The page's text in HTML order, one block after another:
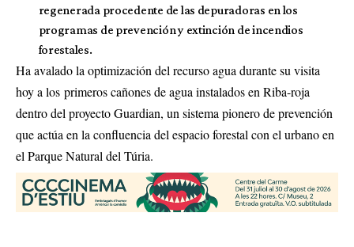
regenerada procedente de las depuradoras en los
programas de prevención y extinción de incendios
forestales.
Ha avalado la optimización del recurso agua durante su visita
hoy a los primeros cañones de agua instalados en Riba-roja
dentro del proyecto Guardian, un sistema pionero de prevención
que actúa en la confluencia del espacio forestal con el urbano en
el Parque Natural del Túria.